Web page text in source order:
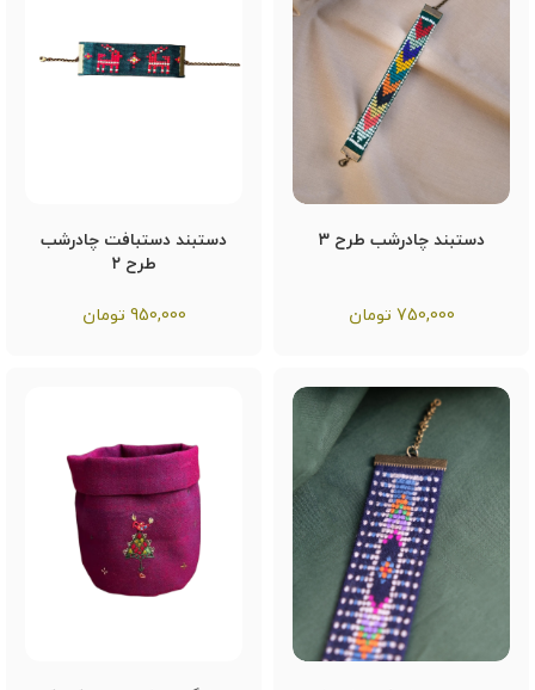
دستبند چادرشب طرح ۳
750,000 تومان
دستبند دستبافت چادرشب
طرح ۲
950,000 تومان